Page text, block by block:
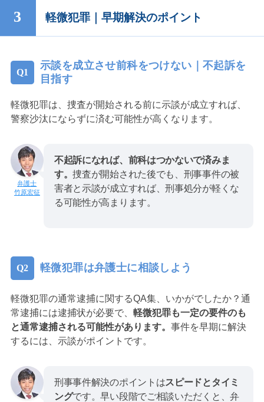
軽微犯罪｜早期解決のポイント
示談を成立させ前科をつけない｜不起訴を
目指す
軽微犯罪は、捜査が開始される前に示談が成立すれば、
警察沙汰にならずに済む可能性が高くなります。
竹原宏征
不起訴になれば、前科はつかないで済みま
す。捜査が開始された後でも、刑事事件の被
害者と示談が成立すれば、刑事処分が軽くな
る可能性が高まります。
軽微犯罪は弁護士に相談しよう
軽微犯罪の通常逮捕に関するQA集、いかがでしたか？通
常逮捕には逮捕状が必要で、 軽微犯罪も一定の要件のも
と通常逮捕される可能性があります。 事件を早期に解決
するには、示談がポイントです。
刑事事件解決のポイントはスピードとタイミ
ングです。早い段階でご相談いただくと、弁